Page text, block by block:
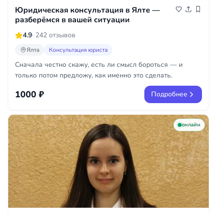
Юридическая консультация в Ялте —
разберёмся в вашей ситуации
4.9· 242 отзывов
Ялта Консультация юриста
Сначала честно скажу, есть ли смысл бороться — и
только потом предложу, как именно это сделать.
1000 ₽ Подробнее
онлайн